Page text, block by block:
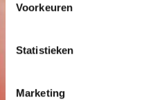
Voorkeuren
Statistieken
Marketing